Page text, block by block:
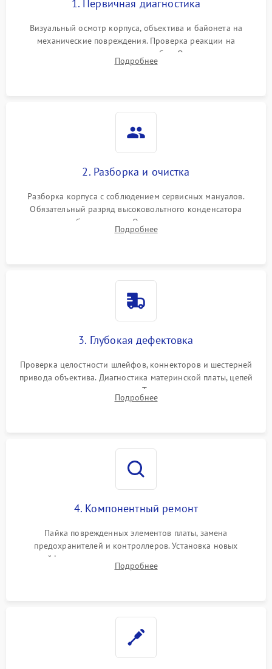
1. Первичная диагностика
Визуальный осмотр корпуса, объектива и байонета на
механические повреждения. Проверка реакции на
включение, считывание кодов ошибок. Оценка состояния
матрицы и затвора, проверка работы автофокуса и вспышки.
Подробнее
2. Разборка и очистка
Разборка корпуса с соблюдением сервисных мануалов.
Обязательный разряд высоковольтного конденсатора
вспышки для безопасности. Очистка внутренних узлов от
пыли, песка и следов влаги с помощью спецсредств.
Подробнее
3. Глубокая дефектовка
Проверка целостности шлейфов, коннекторов и шестерней
привода объектива. Диагностика материнской платы, цепей
питания и картоприемника. Тестирование механизма
затвора и блока внутрикамерной стабилизации.
Подробнее
4. Компонентный ремонт
Пайка поврежденных элементов платы, замена
предохранителей и контроллеров. Установка новых
шлейфов, дисплея, механизма затвора или двигателя
автофокуса. Восстановление геометрии тубуса объектива
Подробнее